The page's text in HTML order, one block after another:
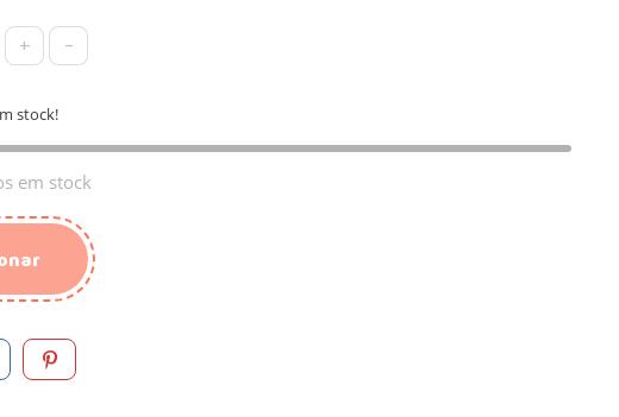
+ -
stock!
em stock